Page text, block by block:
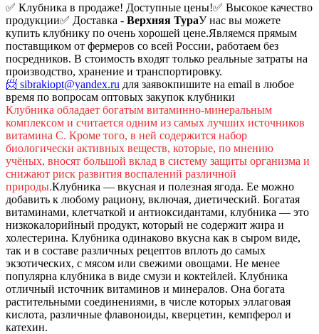
✅ Клубника в продаже! Доступные цены!✅ Высокое качество
продукции✅ Доставка - Верхняя ТураУ нас вы можете
купить клубнику по очень хорошей цене.Являемся прямым
поставщиком от фермеров со всей России, работаем без
посредников. В стоимость входят только реальные затраты на
производство, хранение и транспортировку.
📨 sibrakiopt@yandex.ru для заявокпишите на email в любое
время по вопросам оптовых закупок клубники
Клубника обладает богатым витаминно-минеральным
комплексом и считается одним из самых лучших источников
витамина С. Кроме того, в ней содержится набор
биологически активных веществ, которые, по мнению
учёных, вносят большой вклад в систему защиты организма и
снижают риск развития воспалений различной
природы.Клубника — вкусная и полезная ягода. Ее можно
добавить к любому рациону, включая, диетический. Богатая
витаминами, клетчаткой и антиоксидантами, клубника — это
низкокалорийный продукт, который не содержит жира и
холестерина. Клубника одинаково вкусна как в сыром виде,
так и в составе различных рецептов вплоть до самых
экзотических, с мясом или свежими овощами. Не менее
популярна клубника в виде смузи и коктейлей. Клубника
отличный источник витаминов и минералов. Она богата
растительными соединениями, в числе которых эллаговая
кислота, различные флавоноиды, кверцетин, кемпферол и
катехин.